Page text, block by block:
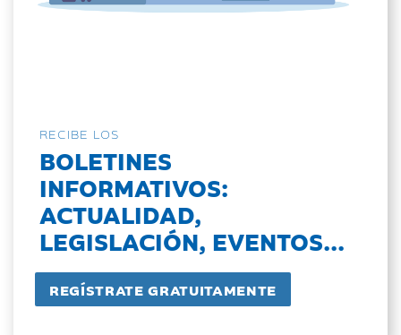
RECIBE LOS
BOLETINES
INFORMATIVOS:
ACTUALIDAD,
LEGISLACIÓN, EVENTOS...